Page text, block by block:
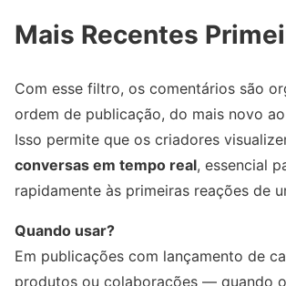
Mais Recentes
Com esse filtro, os comentários são
ordem de publicação, do mais novo
Isso permite que os criadores
conversas em tempo real, essencial
rapidamente às primeiras reações de
Quando usar?
Em publicações com lançamento de
produtos ou colaborações — quando o